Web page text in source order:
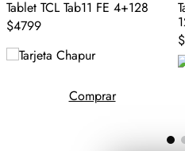
Tablet TCL Tab11 FE 4+128
$4799
Comprar